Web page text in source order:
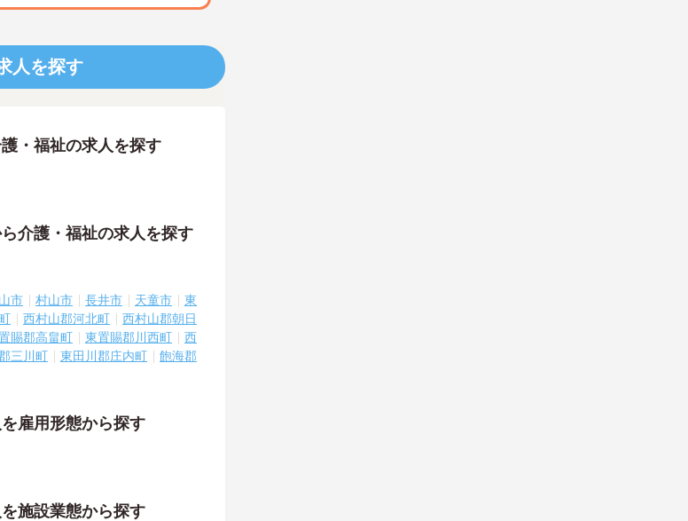
人を探す
・福祉の求人を探す
介護・福祉の求人を探す
山市 村山市 長井市 天童市
東
西村山郡河北町
西村山郡朝日
賜郡高畠町 東置賜郡川西町
西
三川町 東田川郡庄内町
飽海郡
雇用形態から探す
施設業態から探す